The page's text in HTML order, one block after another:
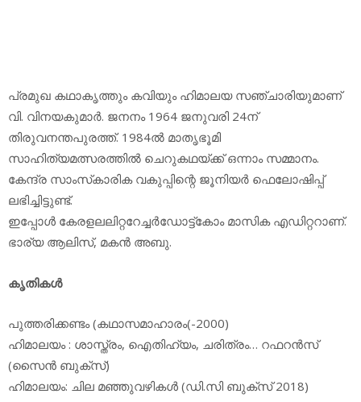
പ്രമുഖ കഥാകൃത്തും കവിയും ഹിമാലയ സഞ്ചാരിയുമാണ്
വി. വിനയകുമാര്‍. ജനനം 1964 ജനുവരി 24ന്
തിരുവനന്തപുരത്ത്. 1984ല്‍ മാതൃഭൂമി
സാഹിത്യമത്സരത്തില്‍ ചെറുകഥയ്ക്ക് ഒന്നാം സമ്മാനം.
കേന്ദ്ര സാംസ്‌കാരിക വകുപ്പിന്റെ ജൂനിയര്‍ ഫെലോഷിപ്പ്
ലഭിച്ചിട്ടുണ്ട്.
ഇപ്പോള്‍ കേരളലലിറ്ററേച്ചര്‍ഡോട്ട്‌കോം മാസിക എഡിറ്ററാണ്.
ഭാര്യ ആലിസ്, മകന്‍ അബു.
കൃതികള്‍
പുത്തരിക്കണ്ടം (കഥാസമാഹാരം(-2000)
ഹിമാലയം : ശാസ്ത്രം, ഐതിഹ്യം, ചരിത്രം… റഫറന്‍സ്
(സൈന്‍ ബുക്‌സ്)
ഹിമാലയം: ചില മഞ്ഞുവഴികള്‍ (ഡി.സി ബുക്‌സ് 2018)